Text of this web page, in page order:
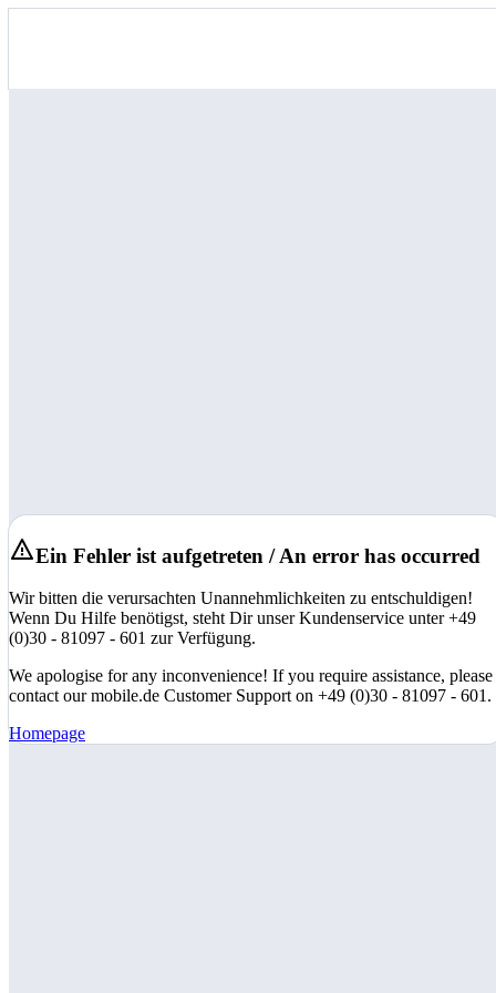
Ein Fehler ist aufgetreten / An error has occurred
Wir bitten die verursachten Unannehmlichkeiten zu entschuldigen!
Wenn Du Hilfe benötigst, steht Dir unser Kundenservice unter +49
(0)30 - 81097 - 601 zur Verfügung.
We apologise for any inconvenience! If you require assistance, please
contact our mobile.de Customer Support on +49 (0)30 - 81097 - 601.
Homepage